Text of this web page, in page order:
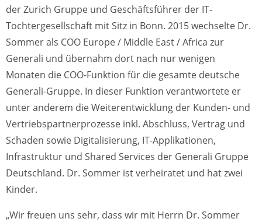
der Zurich Gruppe und Geschäftsführer der IT-
Tochtergesellschaft mit Sitz in Bonn. 2015 wechselte Dr.
Sommer als COO Europe / Middle East / Africa zur
Generali und übernahm dort nach nur wenigen
Monaten die COO-Funktion für die gesamte deutsche
Generali-Gruppe. In dieser Funktion verantwortete er
unter anderem die Weiterentwicklung der Kunden- und
Vertriebspartnerprozesse inkl. Abschluss, Vertrag und
Schaden sowie Digitalisierung, IT-Applikationen,
Infrastruktur und Shared Services der Generali Gruppe
Deutschland. Dr. Sommer ist verheiratet und hat zwei
Kinder.
„Wir freuen uns sehr, dass wir mit Herrn Dr. Sommer